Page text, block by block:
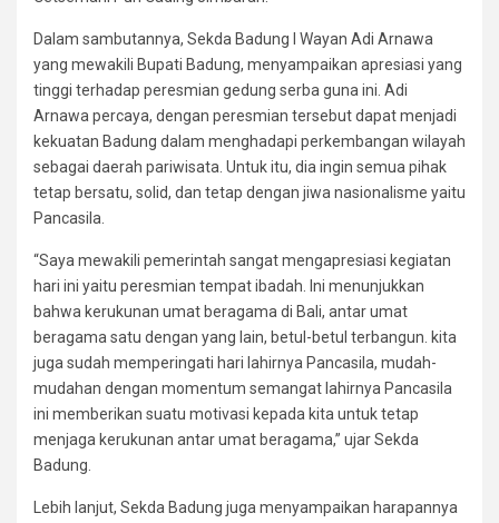
Dalam sambutannya, Sekda Badung I Wayan Adi Arnawa
yang mewakili Bupati Badung, menyampaikan apresiasi yang
tinggi terhadap peresmian gedung serba guna ini. Adi
Arnawa percaya, dengan peresmian tersebut dapat menjadi
kekuatan Badung dalam menghadapi perkembangan wilayah
sebagai daerah pariwisata. Untuk itu, dia ingin semua pihak
tetap bersatu, solid, dan tetap dengan jiwa nasionalisme yaitu
Pancasila.
“Saya mewakili pemerintah sangat mengapresiasi kegiatan
hari ini yaitu peresmian tempat ibadah. Ini menunjukkan
bahwa kerukunan umat beragama di Bali, antar umat
beragama satu dengan yang lain, betul-betul terbangun. kita
juga sudah memperingati hari lahirnya Pancasila, mudah-
mudahan dengan momentum semangat lahirnya Pancasila
ini memberikan suatu motivasi kepada kita untuk tetap
menjaga kerukunan antar umat beragama,” ujar Sekda
Badung.
Lebih lanjut, Sekda Badung juga menyampaikan harapannya